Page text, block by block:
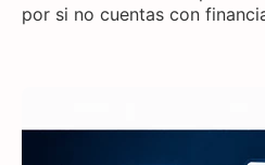
por si no cuentas con